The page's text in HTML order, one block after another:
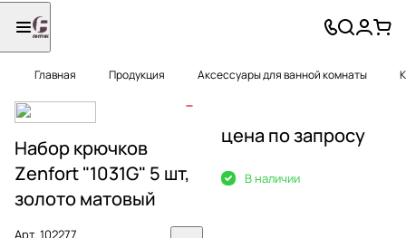
Главная Продукция Аксессуары для ванной комнаты
Набор крючков
Zenfort "1031G" 5 шт,
золото матовый
Арт.102277
цена по запросу
В наличии